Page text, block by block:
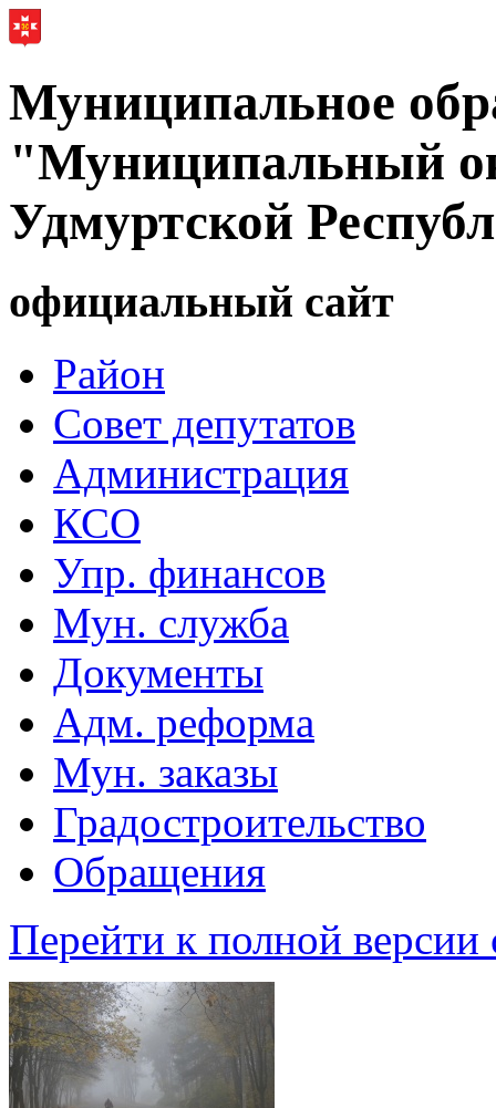
Муниципальное
"Муниципальный
Удмуртской
официальный сайт
Район
Совет депутатов
Администрация
КСО
Упр. финансов
Мун. служба
Документы
Адм. реформа
Мун. заказы
Градостроительство
Обращения
Перейти к полной версии